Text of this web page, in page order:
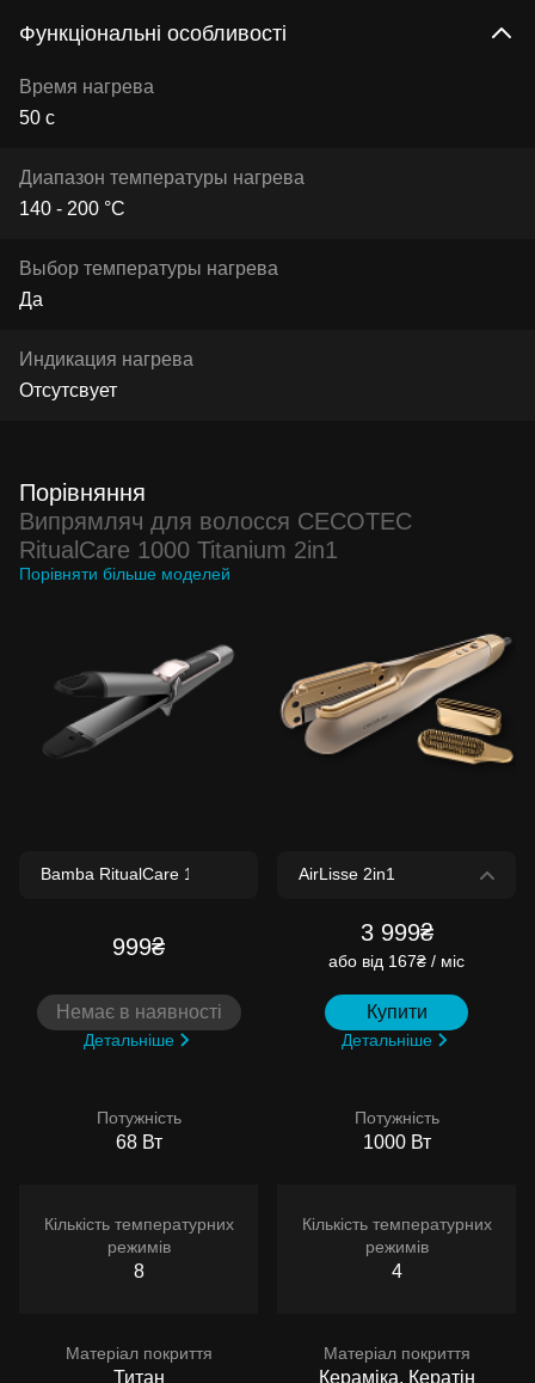
Функціональні особливості
Время нагрева
50 с
Диапазон температуры нагрева
140 - 200 °C
Выбор температуры нагрева
Да
Индикация нагрева
Отсутсвует
Порівняння
Випрямляч для волосся CECOTEC
RitualCare 1000 Titanium 2in1
Порівняти більше моделей
999₴
Немає в наявності
Детальніше
Потужність
68 Вт
Кількість температурних
режимів
8
Матеріал покриття
Титан
3 999₴
або від 167₴ / міс
Купити
Детальніше
Потужність
1000 Вт
Кількість температурних
режимів
4
Матеріал покриття
Кераміка, Кератін